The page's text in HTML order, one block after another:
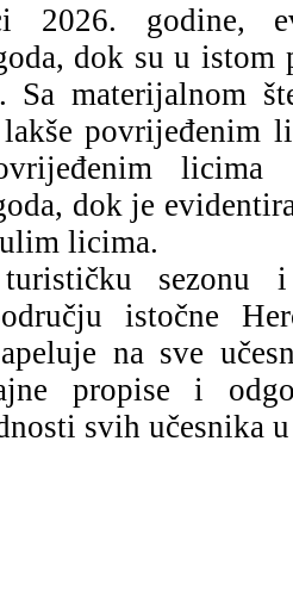
2026. godine,
dok su u istom
Sa materijalnom
povrijeđenim
licima
dok je
licima.
sezonu i
istočne
na sve
propise i
svih učesnika